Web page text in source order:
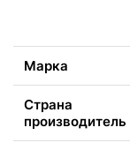
Марка
Страна
производитель